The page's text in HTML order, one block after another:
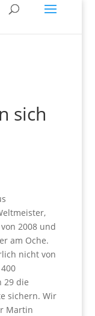
sich
2008 und
am Oche.
nicht von
29 die
sichern. Wir
Martin